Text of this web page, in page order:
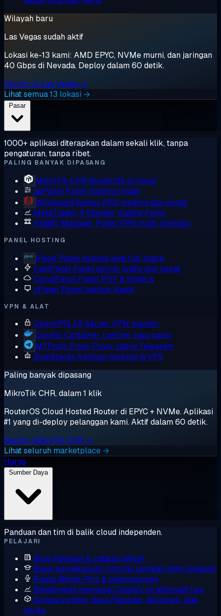
Wilayah baru
Las Vegas sudah aktif
Lokasi ke-13 kami: AMD EPYC, NVMe murni, dan jaringan
40 Gbps di Nevada. Deploy dalam 60 detik.
Deploy di Las Vegas →
Lihat semua 13 lokasi →
Pasar
1000+ aplikasi diterapkan dalam sekali klik, tanpa
pengaturan, tanpa ribet.
PALING BANYAK DIPASANG
MikroTik CHR RouterOS di cloud
aaPanel Panel hosting ringan
WireGuard Kernel VPN modern dan cepat
MetaTrader 4 Standar trading Forex
Hiddify Manager Panel VPN multi-protokol
PANEL HOSTING
Plesk Panel hosting web full-stack
FastPanel Panel server gratis dan cepat
CloudPanel Panel PHP & Node.js
cPanel Panel hosting klasik
VPN & ALAT
OpenVPN AS Server VPN mandiri
Docker Container runtime, siap pakai
MTProto Proxy Proxy native Telegram
BlueStacks Aplikasi Android di VPS
Paling banyak dipasang
MikroTik CHR, dalam 1 klik
RouterOS Cloud Hosted Router di EPYC + NVMe. Aplikasi
#1 yang di-deploy pelanggan kami. Aktif dalam 60 detik.
Deploy MikroTik CHR →
Lihat seluruh marketplace →
Harga
Sumber Daya
Panduan dan tim di balik cloud independen.
PELAJARI
Blog Panduan & catatan teknik
Basis pengetahuan Tutorial langkah demi langkah
Ruang Berita Pers & pengumuman
Bandingkan penyediaCloudzy vs alternatif lain
Semua sumber daya Panduan, dokumen, alat,
berita